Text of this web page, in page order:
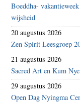
Boeddha-
wijsheid
20 augustus 2026
Zen Spirit Leesgroep
21 augustus 2026
Sacred Art en Kum
29 augustus 2026
Open Dag Nyingma